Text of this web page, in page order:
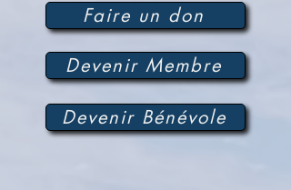
Faire un don
Devenir Membre
Devenir Bénévole